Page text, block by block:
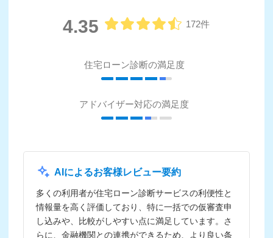
4.35 172件
住宅ローン診断の満足度
アドバイザー対応の満足度
AIによるお客様レビュー要約
多くの利用者が住宅ローン診断サービスの利便性と
情報量を高く評価しており、特に一括での仮審査申
し込みや、比較がしやすい点に満足しています。さ
らに、金融機関との連携ができるため、より良い条